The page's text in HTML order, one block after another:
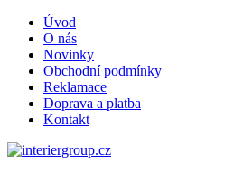
Úvod
O nás
Novinky
Obchodní podmínky
Reklamace
Doprava a platba
Kontakt